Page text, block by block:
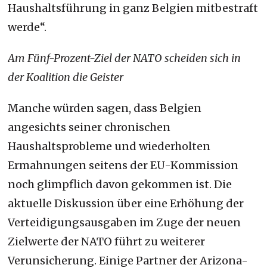
Haushaltsführung in ganz Belgien mitbestraft
werde“.
Am Fünf-Prozent-Ziel der NATO scheiden sich in
der Koalition die Geister
Manche würden sagen, dass Belgien
angesichts seiner chronischen
Haushaltsprobleme und wiederholten
Ermahnungen seitens der EU-Kommission
noch glimpflich davon gekommen ist. Die
aktuelle Diskussion über eine Erhöhung der
Verteidigungsausgaben im Zuge der neuen
Zielwerte der NATO führt zu weiterer
Verunsicherung. Einige Partner der Arizona-